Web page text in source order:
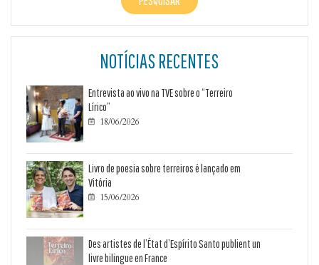
NOTÍCIAS RECENTES
Entrevista ao vivo na TVE sobre o “Terreiro
Lírico”
 18/06/2026
Livro de poesia sobre terreiros é lançado em
Vitória
 15/06/2026
Des artistes de l’État d’Espírito Santo publient un
livre bilingue en France